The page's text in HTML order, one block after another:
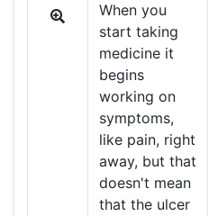
When you
start taking
medicine it
begins
working on
symptoms,
like pain, right
away, but that
doesn't mean
that the ulcer